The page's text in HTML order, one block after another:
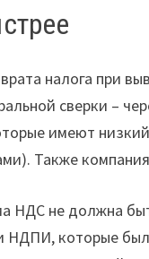
налога при
сверки –
имеют
Также
НДС не должна
НДПИ, которые